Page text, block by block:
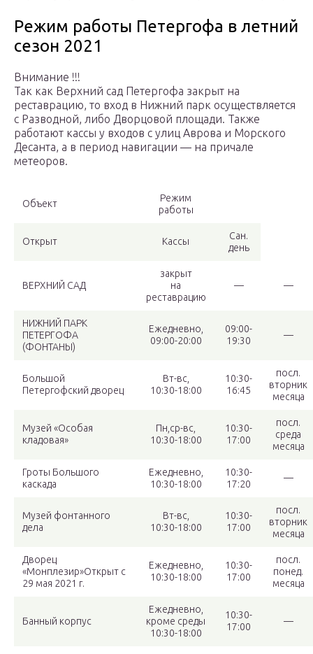
Режим работы Петергофа в летний
сезон 2021
Внимание !!!
Так как Верхний сад Петергофа закрыт на
реставрацию, то вход в Нижний парк осуществляется
с Разводной, либо Дворцовой площади. Также
работают кассы у входов с улиц Аврова и Морского
Десанта, а в период навигации — на причале
метеоров.
Объект
Режим
работы
Открыт Кассы
Сан.
день
ВЕРХНИЙ САД
закрыт
на
реставрацию
— —
НИЖНИЙ ПАРК
ПЕТЕРГОФА
(ФОНТАНЫ)
Ежедневно,
09:00-20:00
09:00-
19:30
—
Большой
Петергофский дворец
Вт-вс,
10:30-18:00
10:30-
16:45
посл.
вторник
месяца
Музей «Особая
кладовая»
Пн,ср-вс,
10:30-18:00
10:30-
17:00
посл.
среда
месяца
Гроты Большого
каскада
Ежедневно,
10:30-18:00
10:30-
17:20
—
Музей фонтанного
дела
Вт-вс,
10:30-18:00
10:30-
17:00
посл.
вторник
месяца
Дворец
«Монплезир»Открыт с
29 мая 2021 г.
Ежедневно,
10:30-18:00
10:30-
17:00
посл.
понед.
месяца
Банный корпус
Ежедневно,
кроме среды
10:30-18:00
10:30-
17:00
—